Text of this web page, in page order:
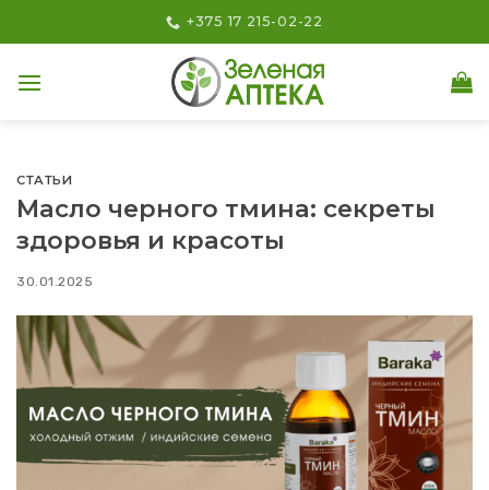
to
+375 17 215-02-22
СТАТЬИ
Масло черного тмина: секреты
здоровья и красоты
30.01.2025